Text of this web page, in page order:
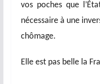
vos poches que
nécessaire à une
chômage.
Elle est pas belle la